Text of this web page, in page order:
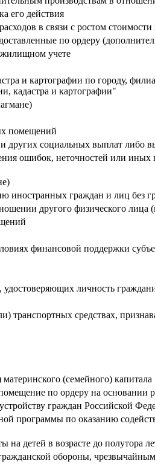
его действия
в связи с ростом
по ордеру
жилищном учете
и картографии по городу,
кадастра и картографии"
помещений
других социальных выплат либо
ошибок, неточностей или
иностранных граждан и лиц без
другого физического лица
финансовой поддержки
личность
средствах,
(семейного) капитала
по ордеру на
граждан Российской
программы по оказанию
детей в возрасте до полутора
обороны,